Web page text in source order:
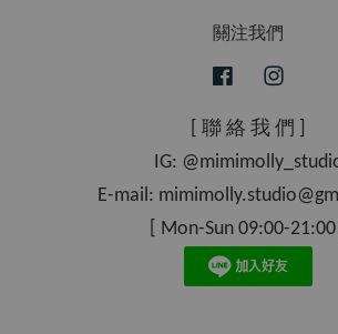
關注我們
Facebook
[ 聯 絡 我 們 ]
IG:
E-mail:
[ Mon-Sun 09:00-21:00 ]